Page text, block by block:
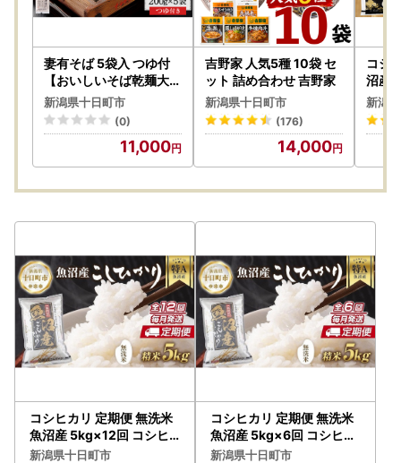
妻有そば 5袋入 つゆ付
【おいしいそば乾麺大賞
4年連続グランプリ受賞
】200g×5袋 めんつゆ
付 へぎそば 乾麺 麺類 蕎
新潟県十日町市
(0)
11,000
吉野家 人気5種 10袋 セ
ット 詰め合わせ 吉野家
新潟県十日町市
(176)
14,000
コシ
沼産
リ
新潟
コシヒカリ 定期便 無洗米
魚沼産 5kg×12回 コシヒ
カリ
新潟県十日町市
コシヒカリ 定期便 無洗米
魚沼産 5kg×6回 コシヒカ
リ
新潟県十日町市